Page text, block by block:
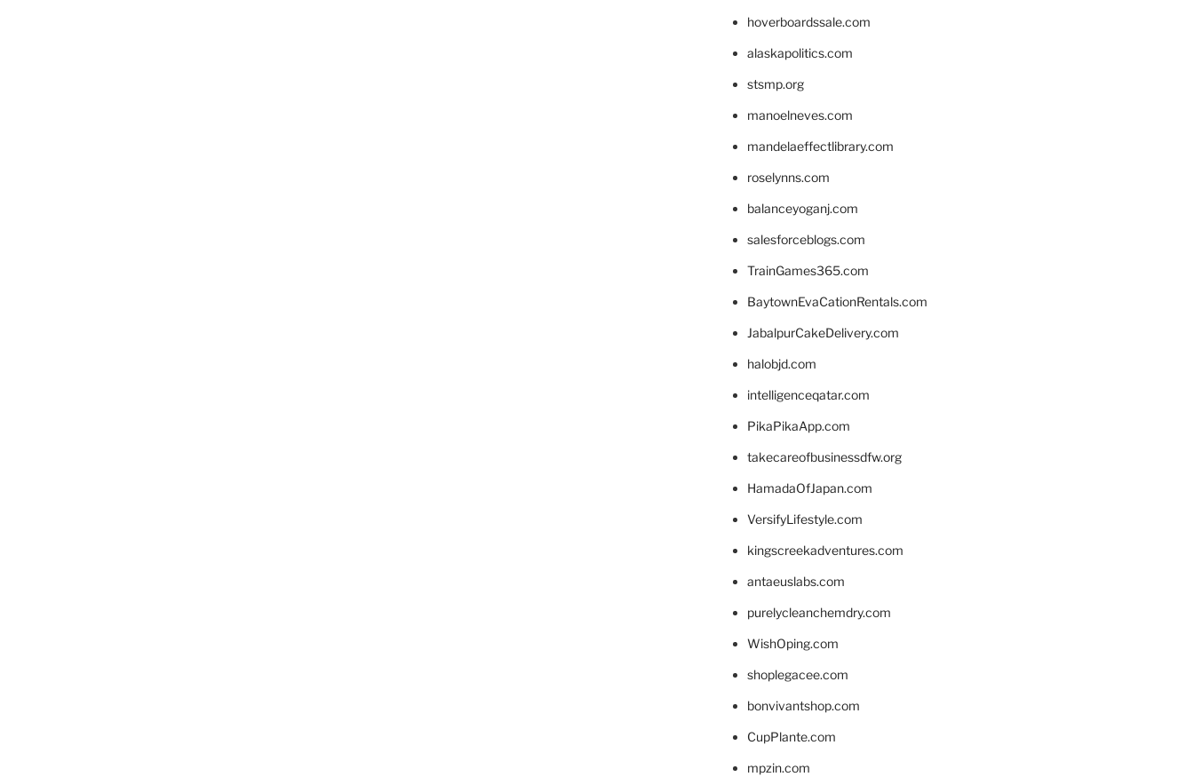
hoverboardssale.com
alaskapolitics.com
stsmp.org
manoelneves.com
mandelaeffectlibrary.com
roselynns.com
balanceyoganj.com
salesforceblogs.com
TrainGames365.com
BaytownEvaCationRentals.com
JabalpurCakeDelivery.com
halobjd.com
intelligenceqatar.com
PikaPikaApp.com
takecareofbusinessdfw.org
HamadaOfJapan.com
VersifyLifestyle.com
kingscreekadventures.com
antaeuslabs.com
purelycleanchemdry.com
WishOping.com
shoplegacee.com
bonvivantshop.com
CupPlante.com
mpzin.com